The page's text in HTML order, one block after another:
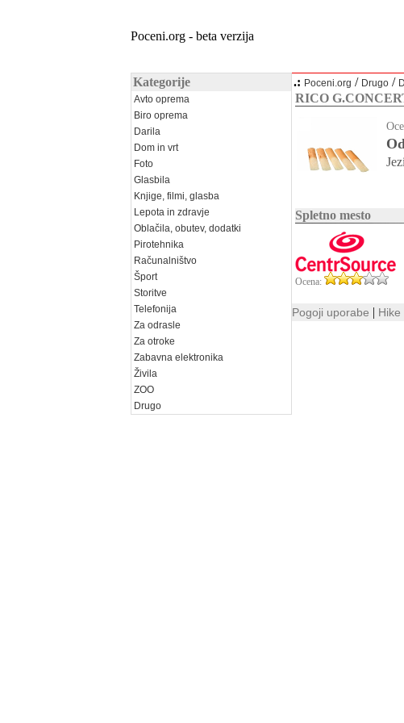
Poceni.org - beta verzija
Kategorije
Avto oprema
Biro oprema
Darila
Dom in vrt
Foto
Glasbila
Knjige, filmi, glasba
Lepota in zdravje
Oblačila, obutev, dodatki
Pirotehnika
Računalništvo
Šport
Storitve
Telefonija
Za odrasle
Za otroke
Zabavna elektronika
Živila
ZOO
Drugo
.: Poceni.org / Drugo /
RICO
Spletno mesto
Ocena:
Pogoji uporabe | Hike